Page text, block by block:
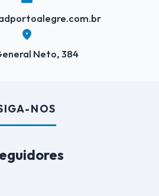
location_on
Neto, 384
NOS